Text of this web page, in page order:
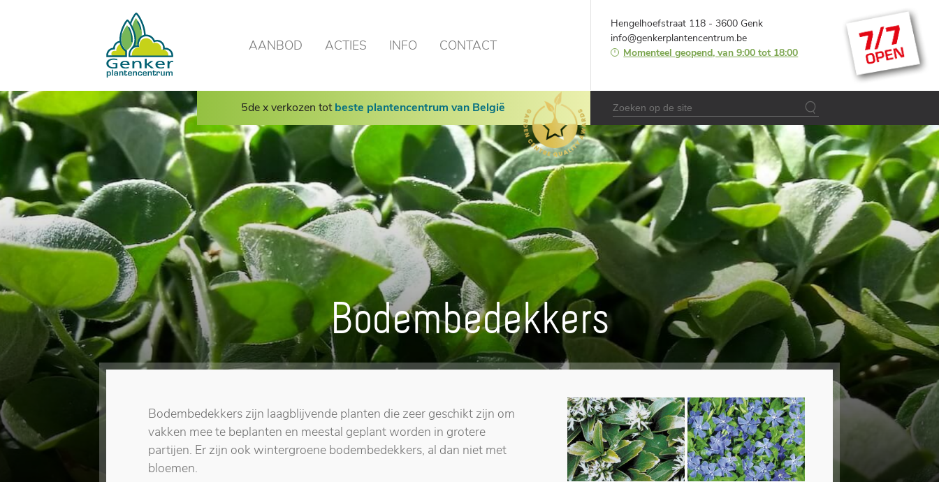
AANBOD ACTIES INFO CONTACT
Hengelhoefstraat 118 - 3600 Genk
info@genkerplantencentrum.be
Momenteel geopend, van 9:00 tot 18:00
5de x verkozen totbeste plantencentrum van België
Bodembedekkers
Bodembedekkers zijn laagblijvende planten die zeer geschikt zijn om
vakken mee te beplanten en meestal geplant worden in grotere
partijen. Er zijn ook wintergroene bodembedekkers, al dan niet met
bloemen.